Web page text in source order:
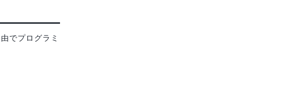
でプログラミ